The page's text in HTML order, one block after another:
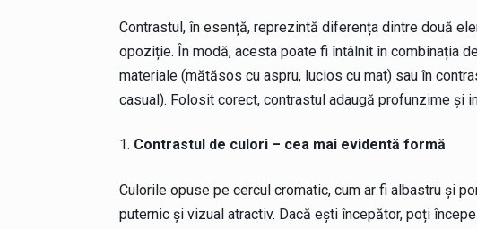
Contrastul, în esență, reprezintă diferența dintre două
opoziție. În modă, acesta poate fi întâlnit în combinația
materiale (mătăsos cu aspru, lucios cu mat) sau în
casual). Folosit corect, contrastul adaugă profunzime și
Contrastul de culori – cea mai evidentă formă
Culorile opuse pe cercul cromatic, cum ar fi albastru și
puternic și vizual atractiv. Dacă ești începător, poți